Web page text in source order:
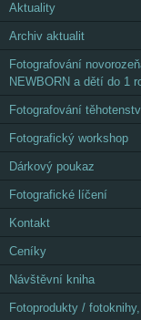
Aktuality
Archiv aktualit
Fotografování
NEWBORN a dětí do 1
Fotografování
Fotografický workshop
Dárkový poukaz
Fotografické líčení
Kontakt
Ceníky
Návštěvní kniha
Fotoprodukty / fotoknihy,